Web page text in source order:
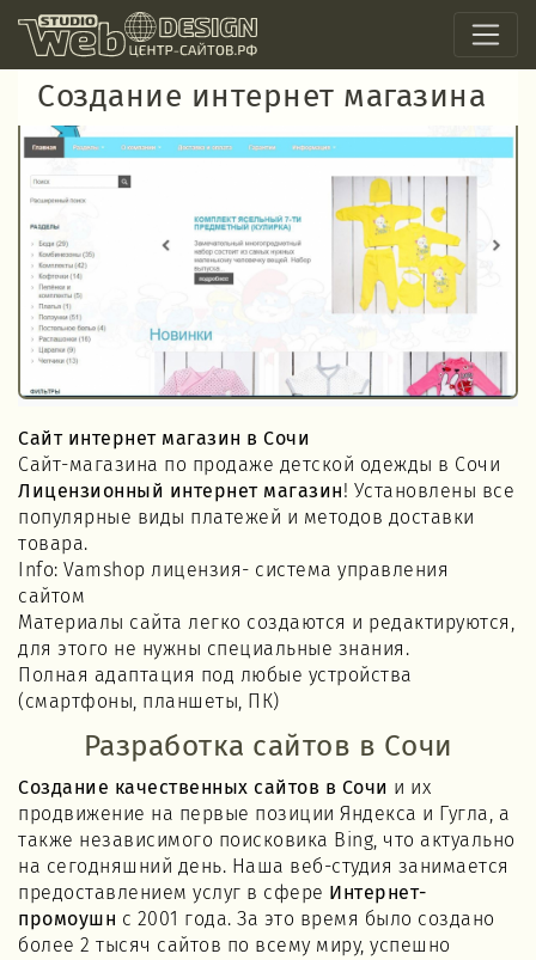
Создание интернет магазина
Сайт интернет магазин в Сочи
Сайт-магазина по продаже детской одежды в Сочи
Лицензионный интернет магазин! Установлены все
популярные виды платежей и методов доставки
товара.
Info: Vamshop лицензия- система управления
сайтом
Материалы сайта легко создаются и редактируются,
для этого не нужны специальные знания.
Полная адаптация под любые устройства
(смартфоны, планшеты, ПК)
Разработка сайтов в Сочи
Создание качественных сайтов в Сочи и их
продвижение на первые позиции Яндекса и Гугла, а
также независимого поисковика Bing, что актуально
на сегодняшний день. Наша веб-студия занимается
предоставлением услуг в сфере Интернет-
промоушн с 2001 года. За это время было создано
более 2 тысяч сайтов по всему миру, успешно